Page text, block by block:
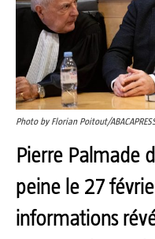
Photo by Florian Poitout/
Pierre Palmade
peine le 27
informations